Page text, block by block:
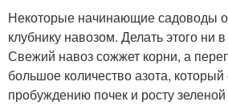
Некоторые начинающие садоводы
клубнику навозом. Делать этого ни
Свежий навоз сожжет корни, а
большое количество азота, который
пробуждению почек и росту